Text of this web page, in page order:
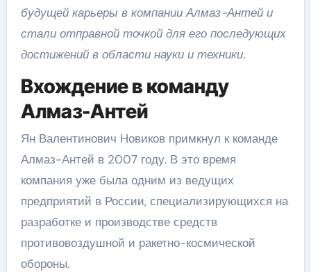
будущей карьеры в компании Алмаз-Антей и
стали отправной точкой для его последующих
достижений в области науки и техники.
Вхождение в команду
Алмаз-Антей
Ян Валентинович Новиков примкнул к команде
Алмаз-Антей в 2007 году. В это время
компания уже была одним из ведущих
предприятий в России, специализирующихся на
разработке и производстве средств
противовоздушной и ракетно-космической
обороны.